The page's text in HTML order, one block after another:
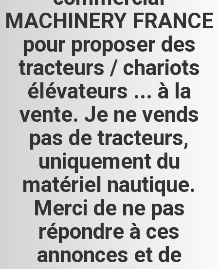
MACHINERY FRANCE
pour proposer des
tracteurs / chariots
élévateurs ... à la
vente. Je ne vends
pas de tracteurs,
uniquement du
matériel nautique.
Merci de ne pas
répondre à ces
annonces et de